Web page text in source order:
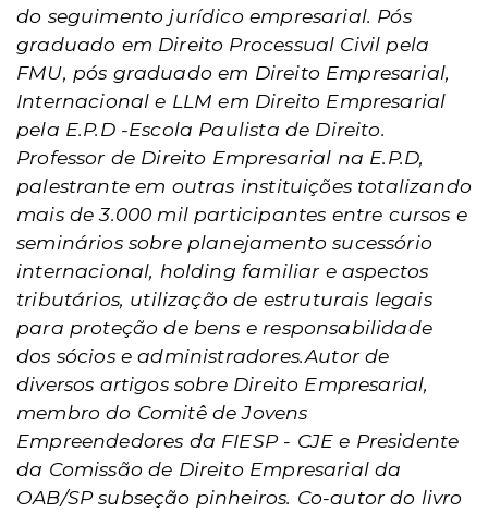
do seguimento jurídico empresarial. Pós
graduado em Direito Processual Civil pela
FMU, pós graduado em Direito Empresarial,
Internacional e LLM em Direito Empresarial
pela E.P.D -Escola Paulista de Direito.
Professor de Direito Empresarial na E.P.D,
palestrante em outras instituições totalizando
mais de 3.000 mil participantes entre cursos e
seminários sobre planejamento sucessório
internacional, holding familiar e aspectos
tributários, utilização de estruturais legais
para proteção de bens e responsabilidade
dos sócios e administradores.Autor de
diversos artigos sobre Direito Empresarial,
membro do Comitê de Jovens
Empreendedores da FIESP - CJE e Presidente
da Comissão de Direito Empresarial da
OAB/SP subseção pinheiros. Co-autor do livro